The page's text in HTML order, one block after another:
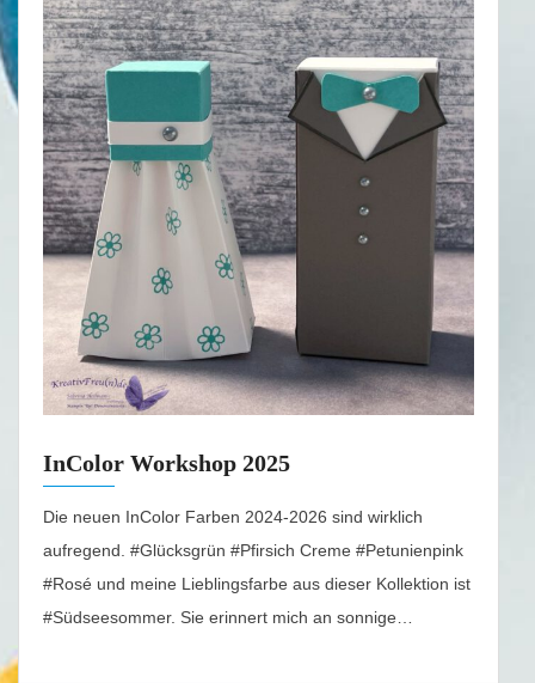
InColor Workshop 2025
Die neuen InColor Farben 2024-2026 sind wirklich
aufregend. #Glücksgrün #Pfirsich Creme #Petunienpink
#Rosé und meine Lieblingsfarbe aus dieser Kollektion ist
#Südseesommer. Sie erinnert mich an sonnige…